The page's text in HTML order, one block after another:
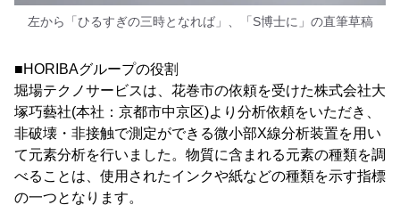
左から「ひるすぎの三時となれば」、「S博士に」の直筆草稿
■HORIBAグループの役割
堀場テクノサービスは、花巻市の依頼を受けた株式会社大
塚巧藝社(本社：京都市中京区)より分析依頼をいただき、
非破壊・非接触で測定ができる微小部X線分析装置を用い
て元素分析を行いました。物質に含まれる元素の種類を調
べることは、使用されたインクや紙などの種類を示す指標
の一つとなります。